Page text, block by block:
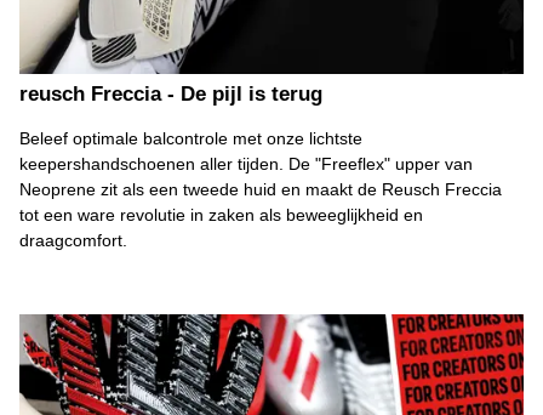
reusch Freccia - De pijl is terug
Beleef optimale balcontrole met onze lichtste
keepershandschoenen aller tijden. De "Freeflex" upper van
Neoprene zit als een tweede huid en maakt de Reusch Freccia
tot een ware revolutie in zaken als beweeglijkheid en
draagcomfort.